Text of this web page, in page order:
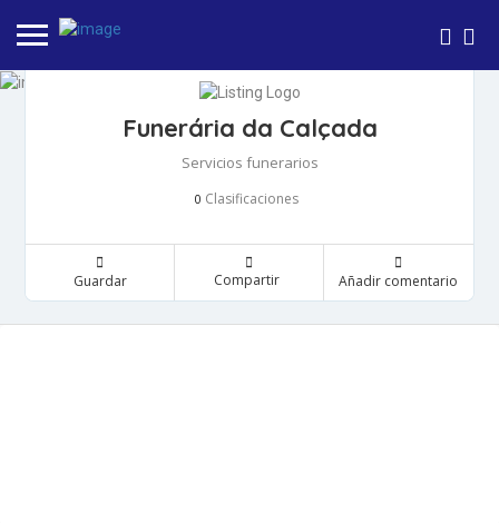
Funerária da Calçada
Servicios funerarios
0 Clasificaciones
Guardar Compartir Añadir comentario